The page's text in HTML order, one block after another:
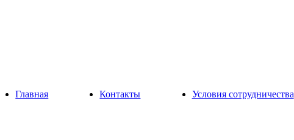
Главная Контакты Условия сотрудничества